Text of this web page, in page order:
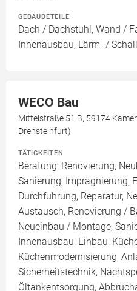
GEBÄUDETEILE
Dach / Dachstuhl, Wand /
Innenausbau, Lärm- /
WECO Bau
Mittelstraße 51 B, 59174
Drensteinfurt)
TÄTIGKEITEN
Beratung, Renovierung,
Sanierung, Imprägnierung,
Durchführung, Reparatur,
Austausch, Renovierung /
Neueinbau / Montage,
Innenausbau, Einbau,
Küchenmodernisierung,
Sicherheitstechnik,
Öltankentsorgung,